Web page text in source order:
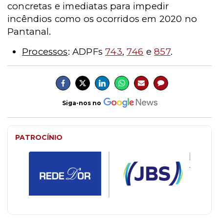
concretas e imediatas para impedir
incêndios como os ocorridos em 2020 no
Pantanal.
Processos: ADPFs743,746 e857.
Siga-nos no
PATROCÍNIO